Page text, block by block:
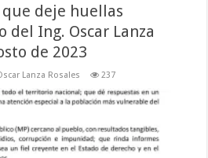
deje huellas
del Ing. Oscar Lanza
de 2023
Lanza Rosales 237